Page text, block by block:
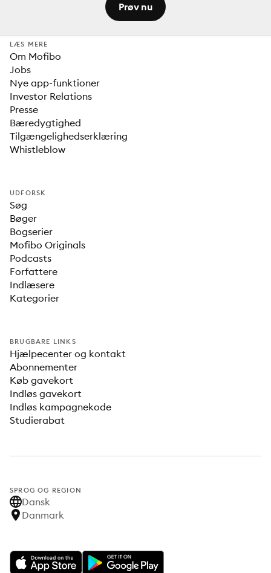
Prøv nu
LÆS MERE
Om Mofibo
Jobs
Nye app-funktioner
Investor Relations
Presse
Bæredygtighed
Tilgængelighedserklæring
Whistleblow
UDFORSK
Søg
Bøger
Bogserier
Mofibo Originals
Podcasts
Forfattere
Indlæsere
Kategorier
BRUGBARE LINKS
Hjælpecenter og kontakt
Abonnementer
Køb gavekort
Indløs gavekort
Indløs kampagnekode
Studierabat
SPROG OG REGION
Dansk
Danmark